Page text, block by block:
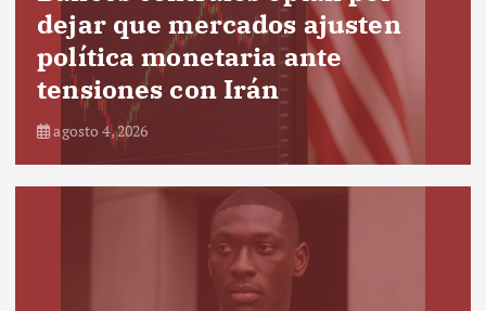
dejar que mercados ajusten
política monetaria ante
tensiones con Irán
agosto 4, 2026